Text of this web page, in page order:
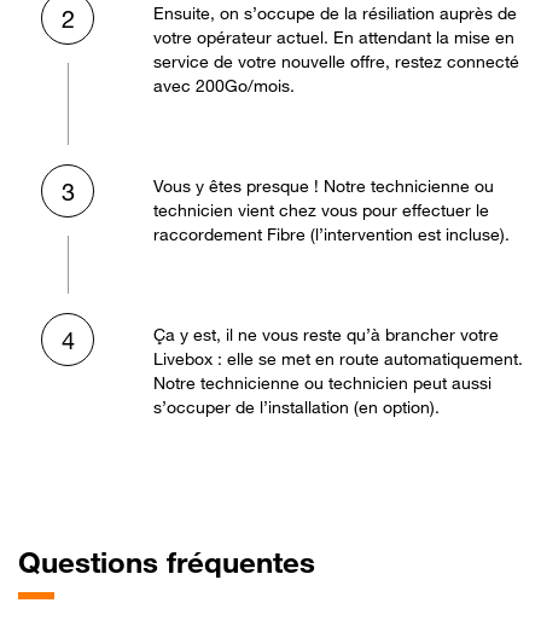
2
Ensuite, on s’occupe de la résiliation auprès de
votre opérateur actuel. En attendant la mise en
service de votre nouvelle offre, restez connecté
avec 200Go/mois.
3
Vous y êtes presque ! Notre technicienne ou
technicien vient chez vous pour effectuer le
raccordement Fibre (l’intervention est incluse).
4
Ça y est, il ne vous reste qu’à brancher votre
Livebox : elle se met en route automatiquement.
Notre technicienne ou technicien peut aussi
s’occuper de l’installation (en option).
Questions fréquentes